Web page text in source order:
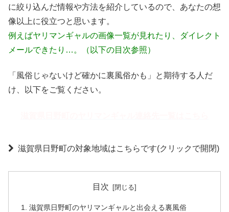
に絞り込んだ情報や方法を紹介しているので、あなたの想
像以上に役立つと思います。
例えばヤリマンギャルの画像一覧が見れたり、ダイレクト
メールできたり…。（以下の目次参照）
「風俗じゃないけど確かに裏風俗かも」と期待する人だ
け、以下をご覧ください。
滋賀県日野町の対象地域はこちらです(クリックで開閉)
目次
滋賀県日野町のヤリマンギャルと出会える裏風俗